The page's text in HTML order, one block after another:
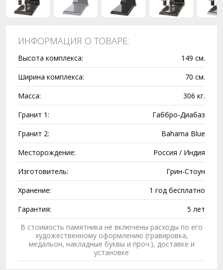
ИНФОРМАЦИЯ О ТОВАРЕ:
Высота комплекса:
149 см.
Ширина комплекса:
70 см.
Масса:
306 кг.
Гранит 1:
Габбро-Диабаз
Гранит 2:
Bahama Blue
Месторождение:
Россия / Индия
Изготовитель:
Грин-Стоун
Хранение:
1 год бесплатно
Гарантия:
5 лет
В стоимость памятника не включены расходы по его
художественному оформлению (гравировка,
медальон, накладные буквы и проч.), доставке и
установке